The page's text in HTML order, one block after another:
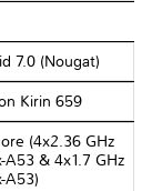
7.0 (Nougat)
Kirin 659
(4x2.36 GHz
A53 & 4x1.7 GHz
A53)